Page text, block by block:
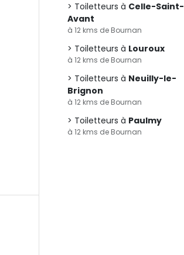
Toiletteurs à Celle-Saint-
Avant
à 12 kms de Bournan
Toiletteurs à Louroux
à 12 kms de Bournan
Toiletteurs à Neuilly-le-
Brignon
à 12 kms de Bournan
Toiletteurs à Paulmy
à 12 kms de Bournan